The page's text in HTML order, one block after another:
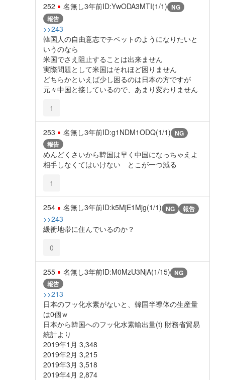
252 名無し3年前ID:YwODA3MTI(1/1) NG
報告
>>243
韓国人の自由意志でチベットのようになりたいと
いうのなら
米国でさえ阻止することは出来ません
実際問題として米国はそれほど困りません
どちらかといえば少し困るのは日本の方ですが
元々中国と接しているので、あまり変わりません
1
253 名無し3年前ID:g1NDM1ODQ(1/1) NG
報告
めんどくさいから韓国は早く中国になっちゃえよ
相手しなくてはいけない とこが一つ減る
1
254 名無し3年前ID:k5MjE1Mjg(1/1) NG 報告
>>243
緩衝地帯に住んでいるのか？
0
255 名無し3年前ID:M0MzU3NjA(1/15) NG
報告
>>213
日本のフッ化水素がないと、韓国半導体の生産量
は0個ｗ
日本から韓国へのフッ化水素輸出量(t) 財務省貿易
統計より
2019年1月 3,348
2019年2月 3,215
2019年3月 3,518
2019年4月 2,874